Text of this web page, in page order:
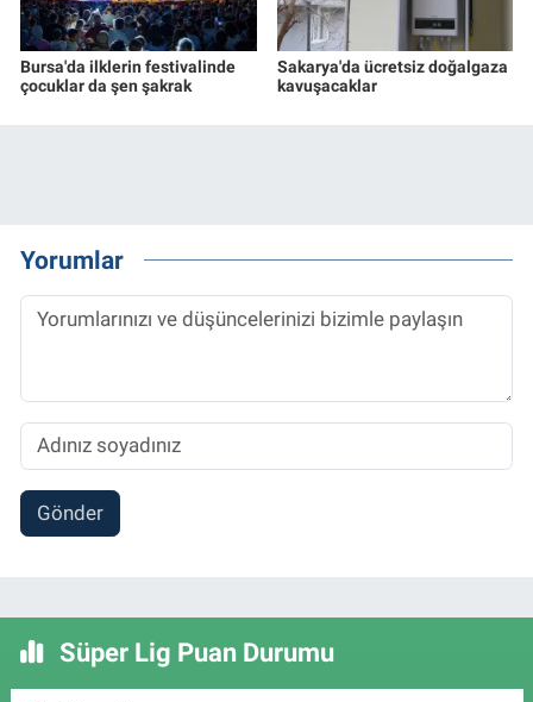
Bursa'da ilklerin festivalinde
çocuklar da şen şakrak
Sakarya'da ücretsiz doğalgaza
kavuşacaklar
Yorumlar
Gönder
Süper Lig Puan Durumu